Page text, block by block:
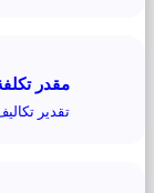
مقدر
تقدير